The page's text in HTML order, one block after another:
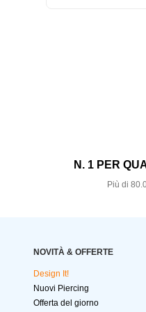
N. 1 PER
Più di
NOVITÀ & OFFERTE
Design It!
Nuovi Piercing
Offerta del giorno